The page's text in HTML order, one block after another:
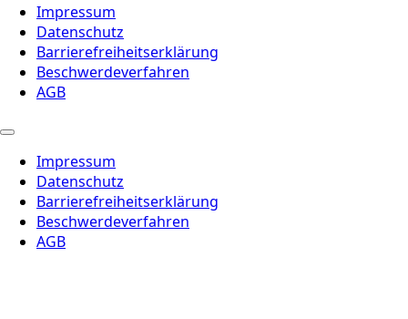
Impressum
Datenschutz
Barrierefreiheitserklärung
Beschwerdeverfahren
AGB
Impressum
Datenschutz
Barrierefreiheitserklärung
Beschwerdeverfahren
AGB